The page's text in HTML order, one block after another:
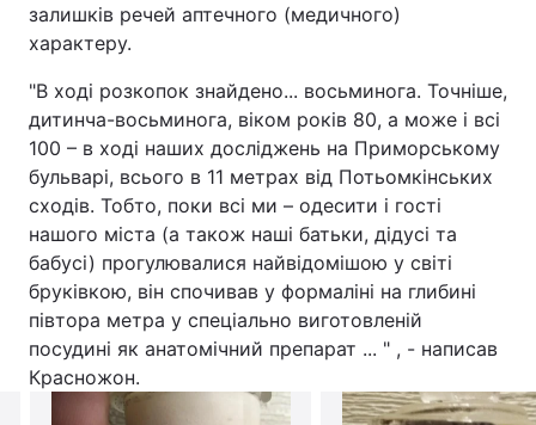
залишків речей аптечного (медичного)
характеру.
"В ході розкопок знайдено... восьминога. Точніше,
дитинча-восьминога, віком років 80, а може і всі
100 – в ході наших досліджень на Приморському
бульварі, всього в 11 метрах від Потьомкінських
сходів. Тобто, поки всі ми – одесити і гості
нашого міста (а також наші батьки, дідусі та
бабусі) прогулювалися найвідомішою у світі
бруківкою, він спочивав у формаліні на глибині
півтора метра у спеціально виготовленій
посудині як анатомічний препарат ... " , - написав
Красножон.